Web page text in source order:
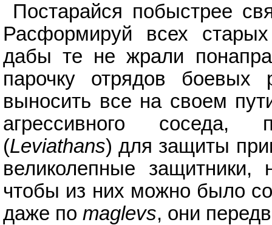
Постарайся побыстрее
Расформируй всех
дабы те не жрали
парочку отрядов боевых
выносить все на своем
агрессивного соседа,
(Leviathans) для защиты
великолепные
чтобы из них можно было
даже по maglevs, они